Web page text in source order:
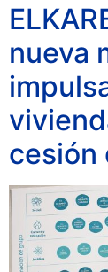
nueva
cesión